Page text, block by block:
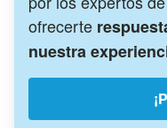
ofrecerte
nuestra